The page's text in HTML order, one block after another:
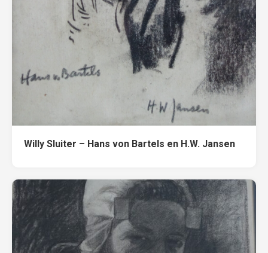
Willy Sluiter – Hans von Bartels en H.W. Jansen